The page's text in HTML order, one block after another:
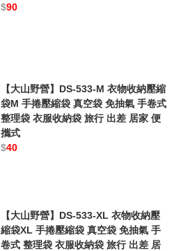
$90
【大山野營】DS-533-M 衣物收納壓縮
袋M 手捲壓縮袋 真空袋 免抽氣 手卷式
整理袋 衣服收納袋 旅行 出差 居家 便
攜式
$40
【大山野營】DS-533-XL 衣物收納壓
縮袋XL 手捲壓縮袋 真空袋 免抽氣 手
卷式 整理袋 衣服收納袋 旅行 出差 居